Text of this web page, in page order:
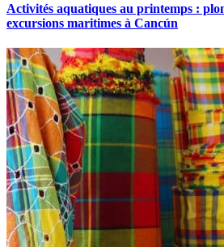
Activités aquatiques au printemps :
excursions maritimes à Cancún